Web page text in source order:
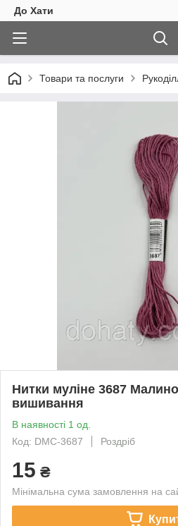
До Хати
Товари та послуги
Нитки муліне 3687
вишивання
В наявності 1 од.
Код: DMC-3687
Роздріб
15 ₴
Мінімальна сума замовлення на